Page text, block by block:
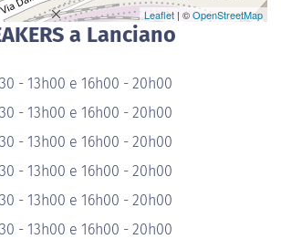
Leaflet | ©OpenStreetMap
a Lanciano
- 13h00 e 16h00 - 20h00
- 13h00 e 16h00 - 20h00
- 13h00 e 16h00 - 20h00
- 13h00 e 16h00 - 20h00
- 13h00 e 16h00 - 20h00
- 13h00 e 16h00 - 20h00